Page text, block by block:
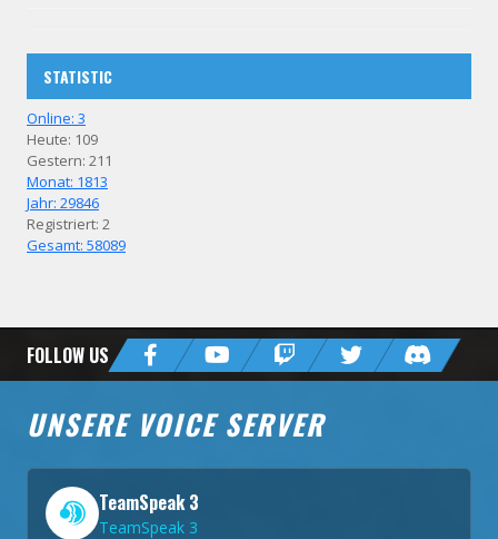
STATISTIC
Online: 3
Heute: 109
Gestern: 211
Monat: 1813
Jahr: 29846
Registriert: 2
Gesamt: 58089
FOLLOW US
UNSERE VOICE SERVER
TeamSpeak 3
TeamSpeak 3